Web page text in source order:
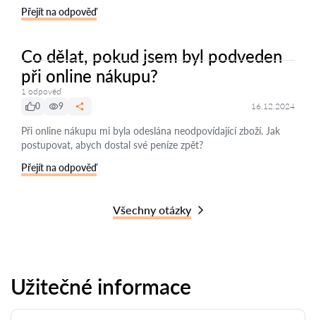
Přejít na odpověď
Co dělat, pokud jsem byl podveden
při online nákupu?
1 odpověď
0
9 16.12.2024
Při online nákupu mi byla odeslána neodpovídající zboží. Jak
postupovat, abych dostal své peníze zpět?
Přejít na odpověď
Všechny otázky
Užitečné informace